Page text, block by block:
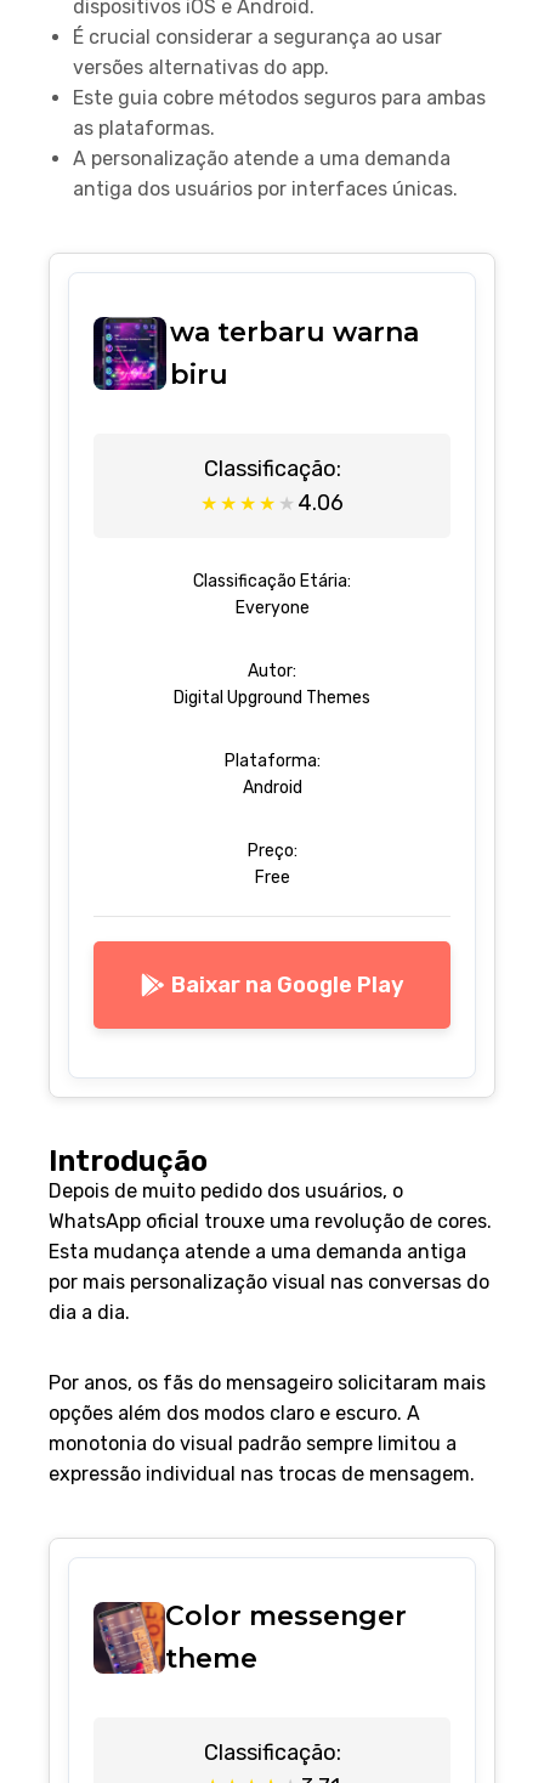
dispositivos iOS e Android.
É crucial considerar a segurança ao usar
versões alternativas do app.
Este guia cobre métodos seguros para ambas
as plataformas.
A personalização atende a uma demanda
antiga dos usuários por interfaces únicas.
wa terbaru warna
biru
Classificação:
★ ★ ★ ★ ★ 4.06
Classificação Etária:
Everyone
Autor:
Digital Upground Themes
Plataforma:
Android
Preço:
Free
Baixar na Google Play
Introdução
Depois de muito pedido dos usuários, o
WhatsApp oficial trouxe uma revolução de cores.
Esta mudança atende a uma demanda antiga
por mais personalização visual nas conversas do
dia a dia.
Por anos, os fãs do mensageiro solicitaram mais
opções além dos modos claro e escuro. A
monotonia do visual padrão sempre limitou a
expressão individual nas trocas de mensagem.
Color messenger
theme
Classificação: